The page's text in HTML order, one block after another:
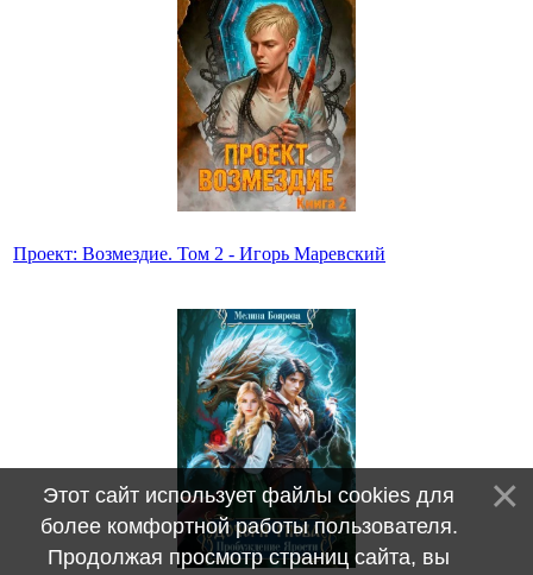
Проект: Возмездие. Том 2 - Игорь Маревский
Этот сайт использует файлы cookies для
более комфортной работы пользователя.
Продолжая просмотр страниц сайта, вы